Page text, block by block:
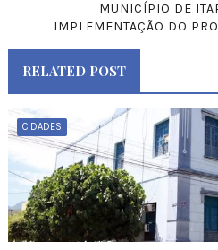
MUNICÍPIO DE
IMPLEMENTAÇÃO DO
RELATED POST
CIDADES